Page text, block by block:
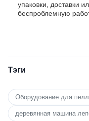
упаковки, доставки
беспроблемную
Тэги
Оборудование для
деревянная машина